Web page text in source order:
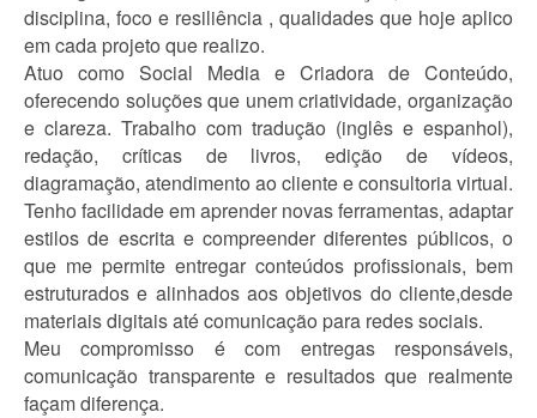
disciplina, foco e resiliência , qualidades que hoje aplico
em cada projeto que realizo.
Atuo como Social Media e Criadora de Conteúdo,
oferecendo soluções que unem criatividade, organização
e clareza. Trabalho com tradução (inglês e espanhol),
redação, críticas de livros, edição de vídeos,
diagramação, atendimento ao cliente e consultoria virtual.
Tenho facilidade em aprender novas ferramentas, adaptar
estilos de escrita e compreender diferentes públicos, o
que me permite entregar conteúdos profissionais, bem
estruturados e alinhados aos objetivos do cliente,desde
materiais digitais até comunicação para redes sociais.
Meu compromisso é com entregas responsáveis,
comunicação transparente e resultados que realmente
façam diferença.